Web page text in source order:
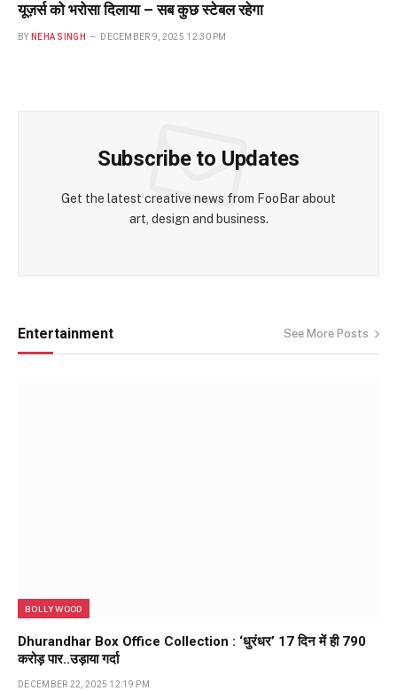
यूज़र्स को भरोसा दिलाया – सब कुछ स्टेबल रहेगा
BY NEHA SINGH DECEMBER 9, 2025 12:30 PM
Subscribe to Updates
Get the latest creative news from FooBar about
art, design and business.
Entertainment See More Posts
BOLLYWOOD
Dhurandhar Box Office Collection : ‘धुरंधर’ 17 दिन में ही ₹790
करोड़ पार..उड़ाया गर्दा
DECEMBER 22, 2025 12:19 PM